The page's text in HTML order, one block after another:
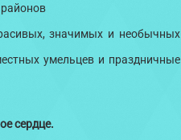
значимых и необычных
умельцев и праздничные
сердце.